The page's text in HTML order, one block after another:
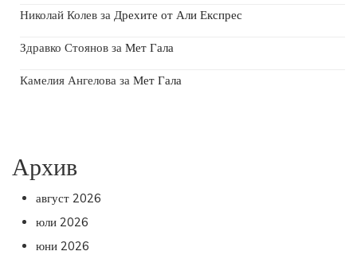
Николай Колев за Дрехите от Али Експрес
Здравко Стоянов за Мет Гала
Камелия Ангелова за Мет Гала
Архив
август 2026
юли 2026
юни 2026